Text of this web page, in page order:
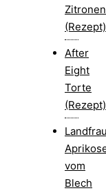
(Rezept)
After
Eight
Torte
(Rezept)
vom
Blech